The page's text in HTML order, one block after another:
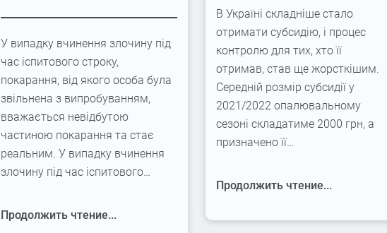
У випадку вчинення злочину під
час іспитового строку,
покарання, від якого особа була
звільнена з випробуванням,
вважається невідбутою
частиною покарання та стає
реальним. У випадку вчинення
злочину під час іспитового…
Продолжить чтение...
В Україні складніше стало
отримати субсидію, і процес
контролю для тих, хто її
отримав, став ще жорсткішим.
Середній розмір субсидії у
2021/2022 опалювальному
сезоні складатиме 2000 грн, а
призначено її…
Продолжить чтение...